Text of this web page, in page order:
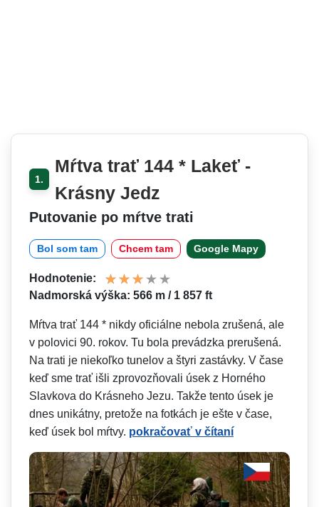
1.
Mŕtva trať 144 * Lakeť -
Krásny Jedz
Putovanie po mŕtve trati
Bol som tam Chcem tam Google Mapy
Hodnotenie:
Nadmorská výška: 566 m / 1 857 ft
Mŕtva trať 144 * nikdy oficiálne nebola zrušená, ale
v polovici 90. rokov. Tu bola prevádzka prerušená.
Na trati je niekoľko tunelov a štyri zastávky. V čase
keď sme trať išli zprovozňovali úsek z Horného
Slavkova do Krásneho Jezu. Takže tento úsek je
dnes unikátny, pretože na fotkách je ešte v čase,
keď úsek bol mŕtvy. pokračovať v čítaní